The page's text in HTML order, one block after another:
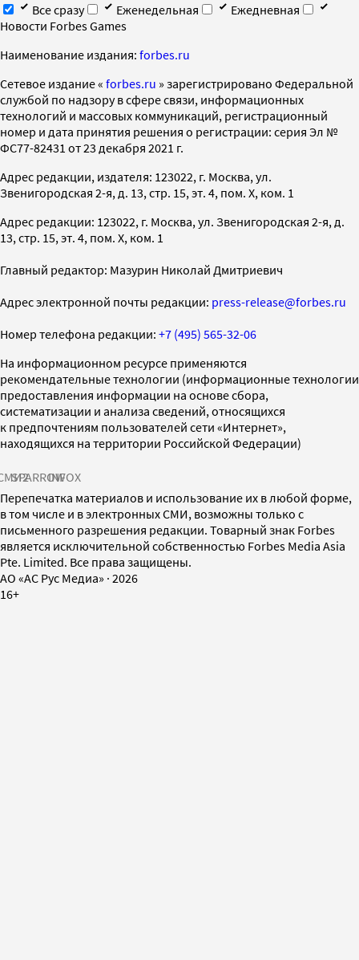
Все сразу
Еженедельная
Ежедневная
Новости Forbes Games
Наименование издания: forbes.ru
Cетевое издание « forbes.ru » зарегистрировано Федеральной
службой по надзору в сфере связи, информационных
технологий и массовых коммуникаций, регистрационный
номер и дата принятия решения о регистрации: серия Эл №
ФС77-82431 от 23 декабря 2021 г.
Адрес редакции, издателя: 123022, г. Москва, ул.
Звенигородская 2-я, д. 13, стр. 15, эт. 4, пом. X, ком. 1
Адрес редакции: 123022, г. Москва, ул. Звенигородская 2-я, д.
13, стр. 15, эт. 4, пом. X, ком. 1
Главный редактор: Мазурин Николай Дмитриевич
Адрес электронной почты редакции: press-release@forbes.ru
Номер телефона редакции: +7 (495) 565-32-06
На информационном ресурсе применяются
рекомендательные технологии (информационные технологии
предоставления информации на основе сбора,
систематизации и анализа сведений, относящихся
к предпочтениям пользователей сети «Интернет»,
находящихся на территории Российской Федерации)
SPARROWINFOX
Перепечатка материалов и использование их в любой форме,
в том числе и в электронных СМИ, возможны только с
письменного разрешения редакции. Товарный знак Forbes
является исключительной собственностью Forbes Media Asia
Pte. Limited. Все права защищены.
AO «АС Рус Медиа» · 2026
16+